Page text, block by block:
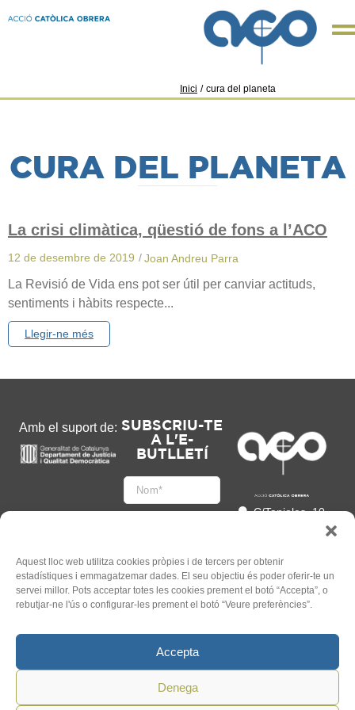
Aquest lloc web utilitza cookies pròpies i de tercers per obtenir
estadístiques i emmagatzemar dades. El seu objectiu és poder oferir-te un
servei millor. Pots acceptar totes les cookies prement el botó “Accepta”, o
rebutjar-ne l'ús o configurar-les prement el botó “Veure preferències”.
Accepta
Denega
Inici / cura del planeta
CURA DEL PLANETA
La crisi climàtica, qüestió de fons a l’ACO
12 de desembre de 2019 /Joan Andreu Parra
La Revisió de Vida ens pot ser útil per canviar actituds,
sentiments i hàbits respecte...
Llegir-ne més
Amb el suport de: SUBSCRIU-TE
A L'E-
BUTLLETÍ
Accepto
l'Informació legal
C/Tapioles, 10
93 505 86 86
hola@acocat.org